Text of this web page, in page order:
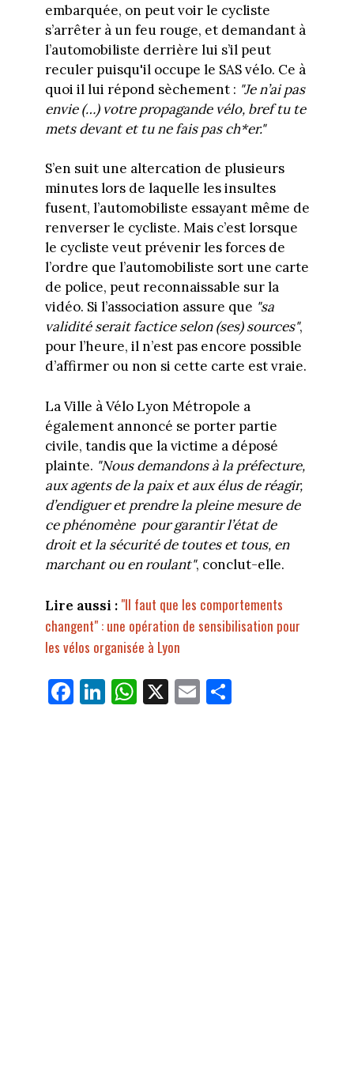
embarquée, on peut voir le cycliste
s’arrêter à un feu rouge, et demandant à
l’automobiliste derrière lui s’il peut
reculer puisqu'il occupe le SAS vélo. Ce à
quoi il lui répond sèchement : "Je n’ai pas
envie (…) votre propagande vélo, bref tu te
mets devant et tu ne fais pas ch*er."
S’en suit une altercation de plusieurs
minutes lors de laquelle les insultes
fusent, l’automobiliste essayant même de
renverser le cycliste. Mais c’est lorsque
le cycliste veut prévenir les forces de
l’ordre que l’automobiliste sort une carte
de police, peut reconnaissable sur la
vidéo. Si l’association assure que "sa
validité serait factice selon (ses) sources",
pour l’heure, il n’est pas encore possible
d’affirmer ou non si cette carte est vraie.
La Ville à Vélo Lyon Métropole a
également annoncé se porter partie
civile, tandis que la victime a déposé
plainte. "Nous demandons à la préfecture,
aux agents de la paix et aux élus de réagir,
d’endiguer et prendre la pleine mesure de
ce phénomène pour garantir l’état de
droit et la sécurité de toutes et tous, en
marchant ou en roulant", conclut-elle.
Lire aussi : "Il faut que les comportements
changent" : une opération de sensibilisation pour
les vélos organisée à Lyon
Fa
ce
Li
nk
W
ha
X E
m
Pa